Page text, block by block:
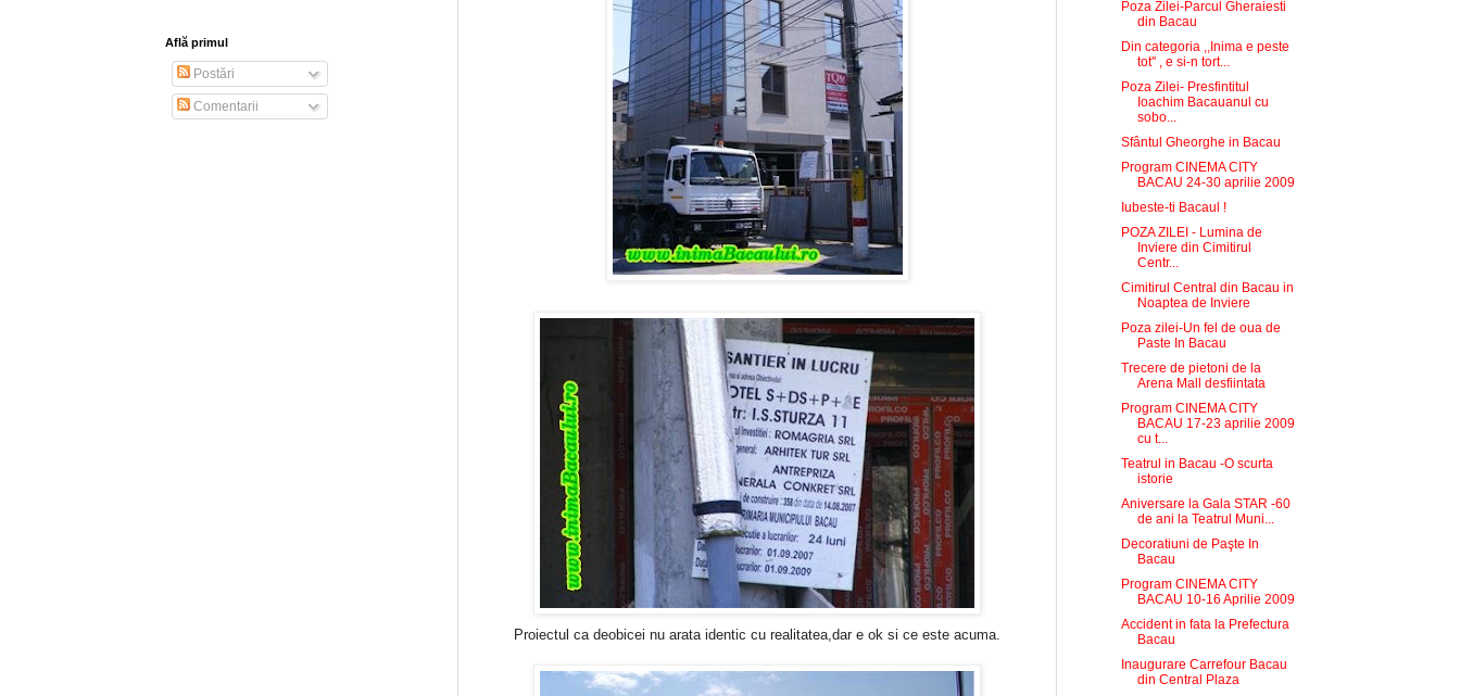
Proiectul ca deobicei nu arata identic cu realitatea,dar e ok si ce este acuma.
Află primul
Postări
Comentarii
Poza Zilei-Parcul Gheraiesti
din Bacau
Din categoria ,,Inima e peste
tot'' , e si-n tort...
Poza Zilei- Presfintitul
Ioachim Bacauanul cu
sobo...
Sfântul Gheorghe in Bacau
Program CINEMA CITY
BACAU 24-30 aprilie 2009
Iubeste-ti Bacaul !
POZA ZILEI - Lumina de
Inviere din Cimitirul
Centr...
Cimitirul Central din Bacau in
Noaptea de Inviere
Poza zilei-Un fel de oua de
Paste In Bacau
Trecere de pietoni de la
Arena Mall desfiintata
Program CINEMA CITY
BACAU 17-23 aprilie 2009
cu t...
Teatrul in Bacau -O scurta
istorie
Aniversare la Gala STAR -60
de ani la Teatrul Muni...
Decoratiuni de Paşte In
Bacau
Program CINEMA CITY
BACAU 10-16 Aprilie 2009
Accident in fata la Prefectura
Bacau
Inaugurare Carrefour Bacau
din Central Plaza